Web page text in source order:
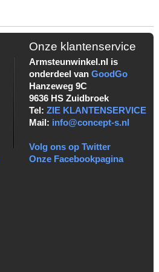
Onze klantenservice
Armsteunwinkel.nl is
onderdeel van GoodGo
Hanzeweg 9C
9636 HS Zuidbroek
Tel: ZIE KLANTENSERVICE
Mail: info@concept-s.nl
Volg ons op Twitter
Onze Facebookpagina